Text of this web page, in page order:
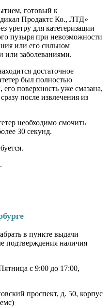
готовый к
Продактс Ко., ЛТД»
уретру для катетеризации
пузыря при невозможности
или его сильном
или заболеваниями.
достаточное
был полностью
поверхность уже смазана,
после извлечения из
необходимо смочить
30 секунд.
в пункте выдачи
подтверждения наличия
с 9:00 до 17:00,
проспект, д. 50, корпус